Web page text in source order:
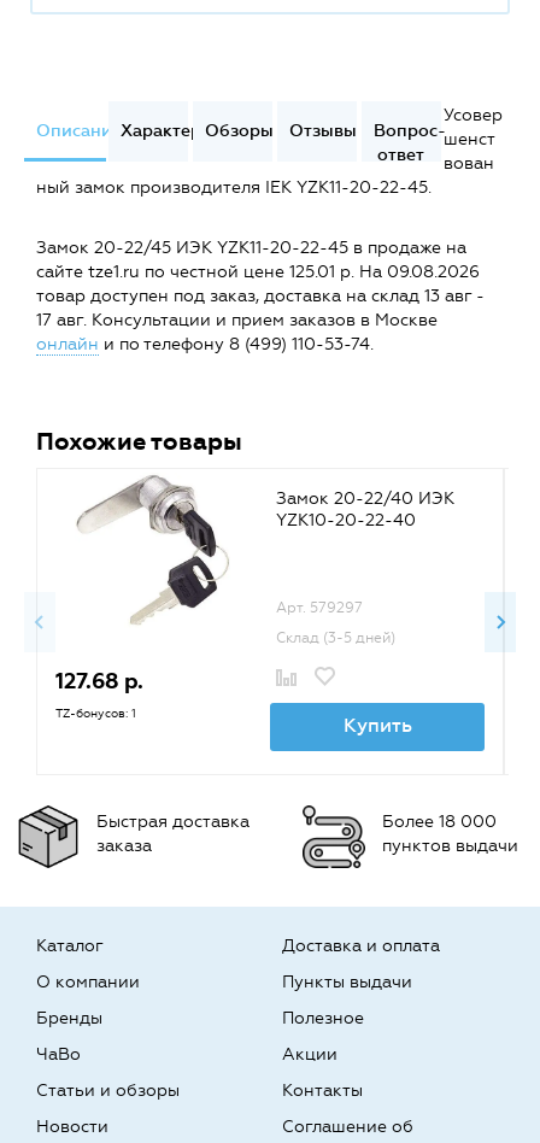
ОписаниеХарактеристики
Обзоры Отзывы
Вопрос-
ответ
Усовер
шенст
вован
ный замок производителя IEK YZK11-20-22-45.
Замок 20-22/45 ИЭК YZK11-20-22-45 в продаже на
сайте tze1.ru по честной цене 125.01 р. На 09.08.2026
товар доступен под заказ, доставка на склад 13 авг -
17 авг. Консультации и прием заказов в Москве
онлайн и по телефону 8 (499) 110-53-74.
Похожие товары
Замок 20-22/40 ИЭК
YZK10-20-22-40
Арт. 579297
Склад (3-5 дней)
127.68 р.
TZ-бонусов: 1 Купить
Быстрая доставка
заказа
Более 18 000
пунктов выдачи
Каталог
О компании
Бренды
Доставка и оплата
Пункты выдачи
Полезное
ЧаВо
Статьи и обзоры
Новости
Акции
Контакты
Соглашение об